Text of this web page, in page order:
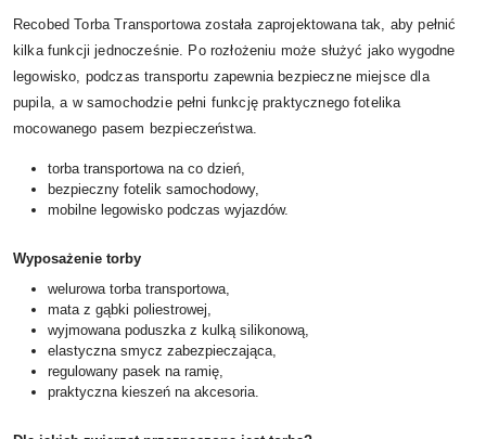
Recobed Torba Transportowa została zaprojektowana tak, aby pełnić
kilka funkcji jednocześnie. Po rozłożeniu może służyć jako wygodne
legowisko, podczas transportu zapewnia bezpieczne miejsce dla
pupila, a w samochodzie pełni funkcję praktycznego fotelika
mocowanego pasem bezpieczeństwa.
torba transportowa na co dzień,
bezpieczny fotelik samochodowy,
mobilne legowisko podczas wyjazdów.
Wyposażenie torby
welurowa torba transportowa,
mata z gąbki poliestrowej,
wyjmowana poduszka z kulką silikonową,
elastyczna smycz zabezpieczająca,
regulowany pasek na ramię,
praktyczna kieszeń na akcesoria.